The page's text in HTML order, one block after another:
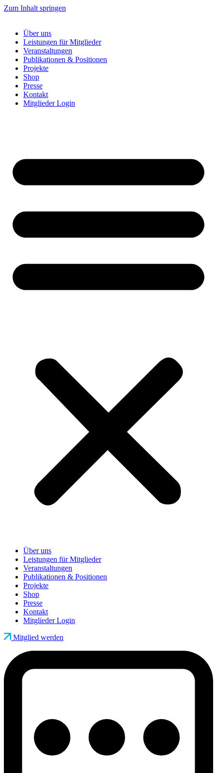
Zum Inhalt springen
Über uns
Leistungen für Mitglieder
Veranstaltungen
Publikationen & Positionen
Projekte
Shop
Presse
Kontakt
Mitglieder Login
Über uns
Leistungen für Mitglieder
Veranstaltungen
Publikationen & Positionen
Projekte
Shop
Presse
Kontakt
Mitglieder Login
Mitglied werden